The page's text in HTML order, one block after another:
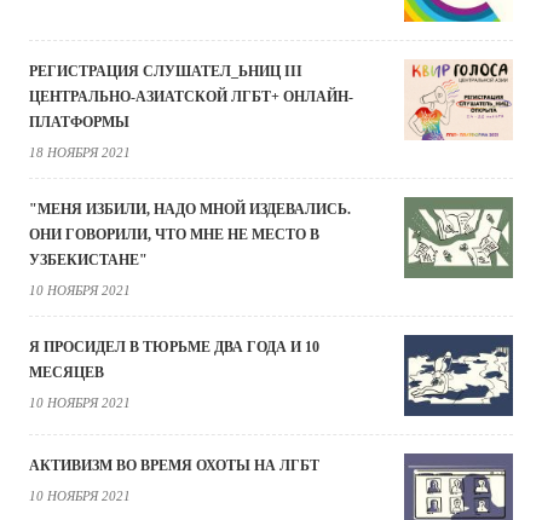
РЕГИСТРАЦИЯ СЛУШАТЕЛ_ЬНИЦ III
ЦЕНТРАЛЬНО-АЗИАТСКОЙ ЛГБТ+ ОНЛАЙН-
ПЛАТФОРМЫ
18 НОЯБРЯ 2021
"МЕНЯ ИЗБИЛИ, НАДО МНОЙ ИЗДЕВАЛИСЬ.
ОНИ ГОВОРИЛИ, ЧТО МНЕ НЕ МЕСТО В
УЗБЕКИСТАНЕ"
10 НОЯБРЯ 2021
Я ПРОСИДЕЛ В ТЮРЬМЕ ДВА ГОДА И 10
МЕСЯЦЕВ
10 НОЯБРЯ 2021
АКТИВИЗМ ВО ВРЕМЯ ОХОТЫ НА ЛГБТ
10 НОЯБРЯ 2021